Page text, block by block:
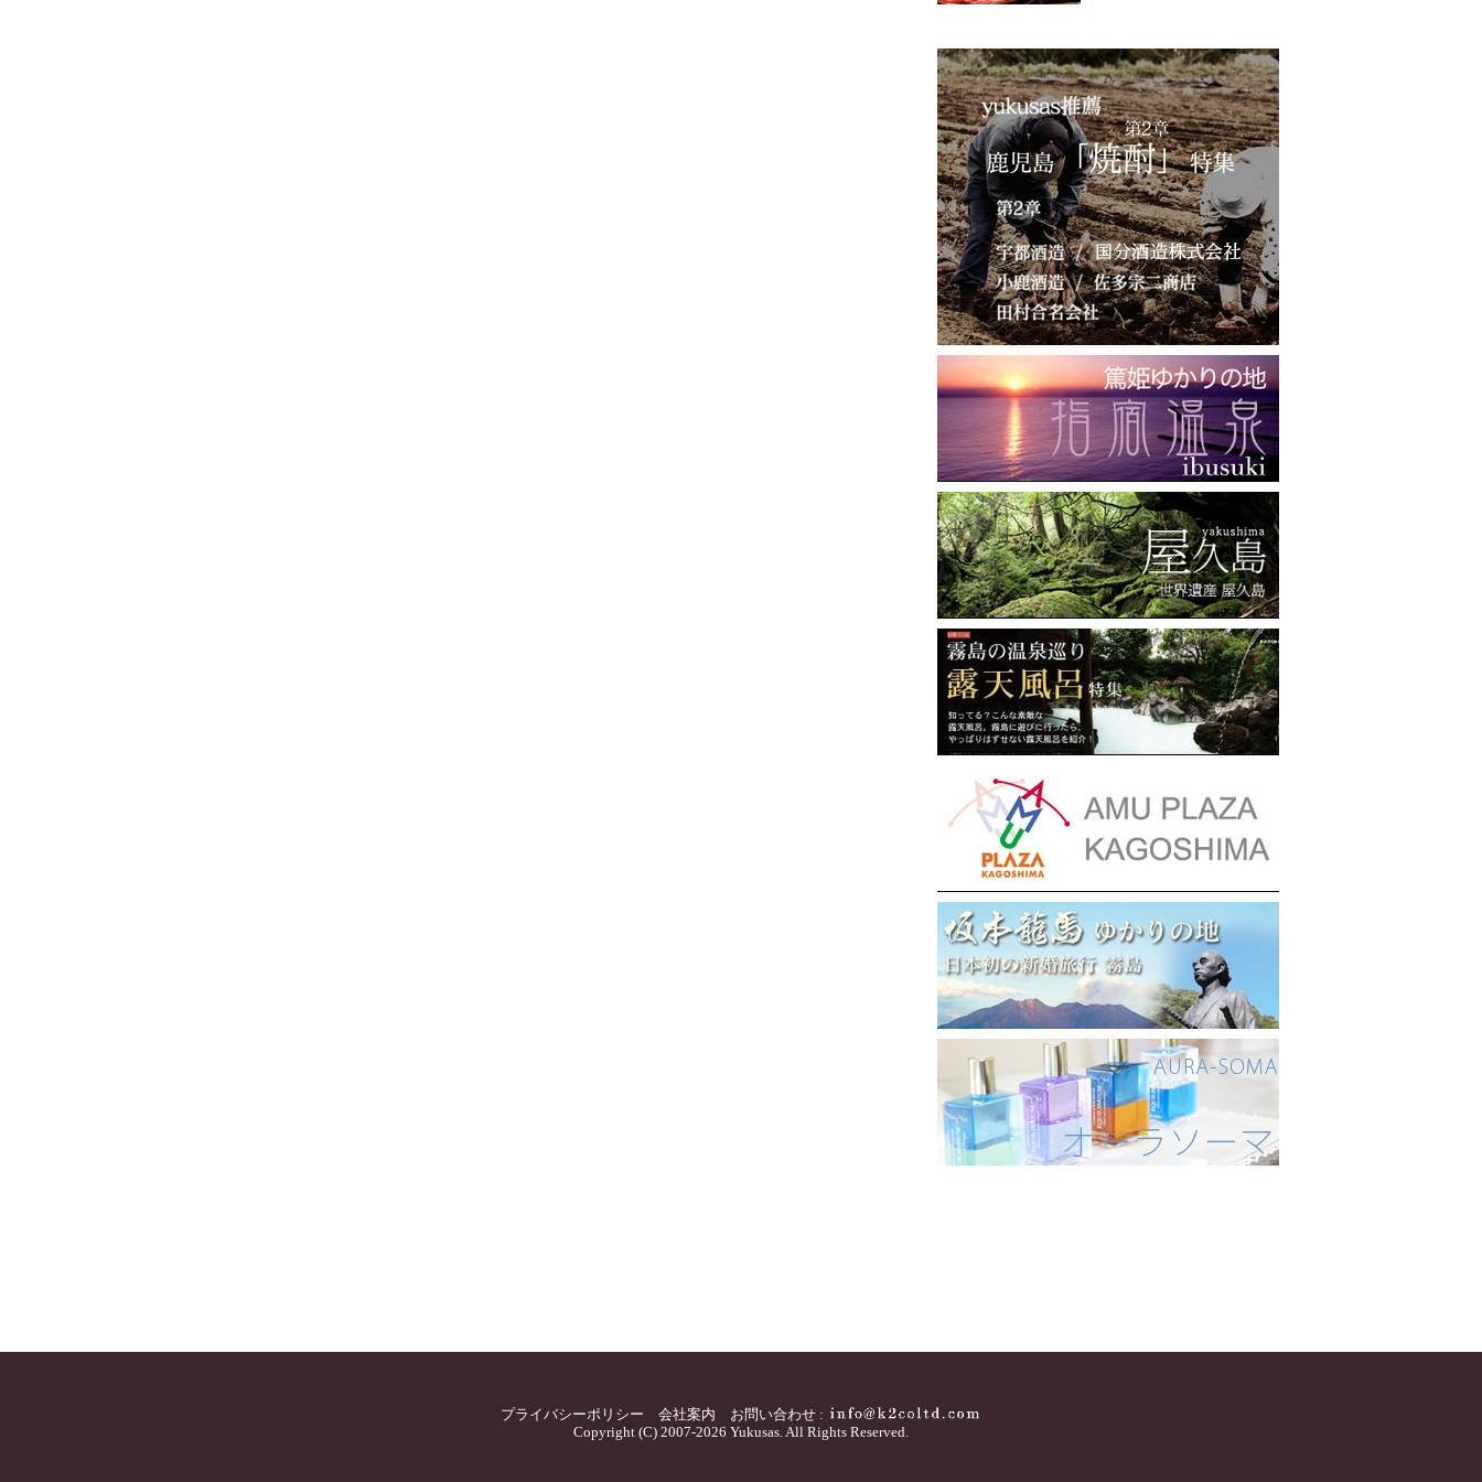
プライバシーポリシー 会社案内
お問い合わせ :
Copyright (C) 2007-2026 Yukusas. All Rights Reserved.